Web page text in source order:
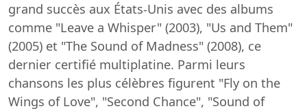
grand succès aux États-Unis avec des albums
comme "Leave a Whisper" (2003), "Us and Them"
(2005) et "The Sound of Madness" (2008), ce
dernier certifié multiplatine. Parmi leurs
chansons les plus célèbres figurent "Fly on the
Wings of Love", "Second Chance", "Sound of